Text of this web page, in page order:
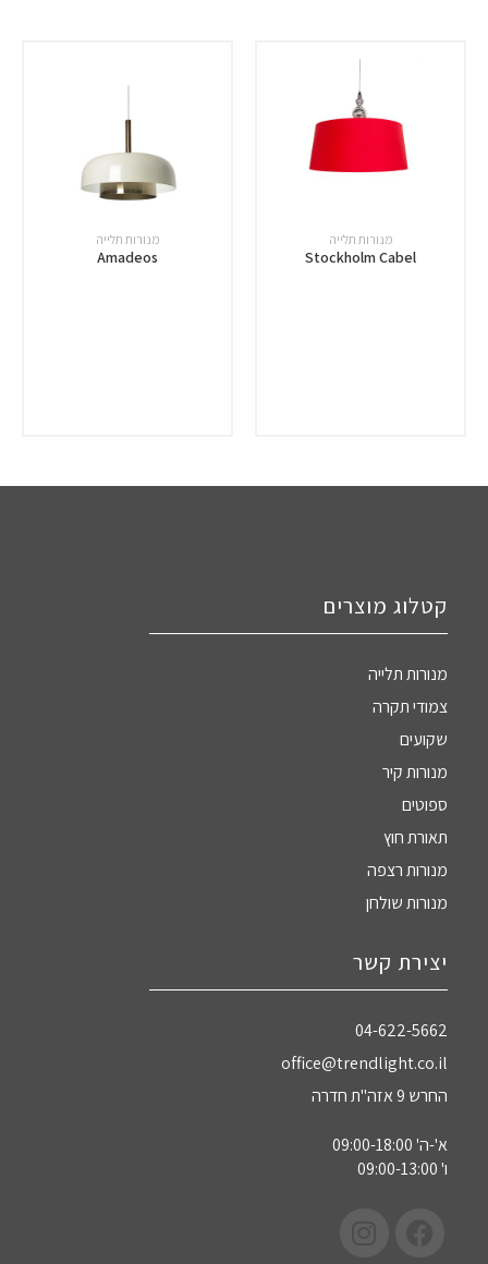
מנורות תלייה
Stockholm Cabel
מנורות תלייה
Amadeos
קטלוג מוצרים
מנורות תלייה
צמודי תקרה
שקועים
מנורות קיר
ספוטים
תאורת חוץ
מנורות רצפה
מנורות שולחן
יצירת קשר
04-622-5662‏
office@trendlight.co.il
החרש 9 אזה"ת חדרה
א'-ה' 09:00-18:00
ו' 09:00-13:00